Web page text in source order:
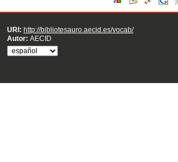
URI: http://bibliotesauro.aecid.es/vocab/
Autor: AECID